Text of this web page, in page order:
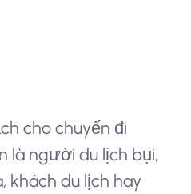
cho chuyến đi
là người du lịch bụi,
khách du lịch hay